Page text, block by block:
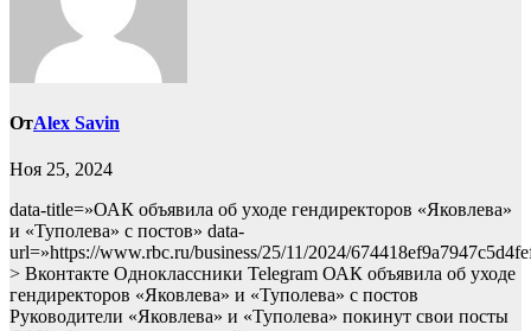
ОтAlex Savin
Ноя 25, 2024
data-title=»ОАК объявила об уходе гендиректоров «Яковлева»
и «Туполева» с постов» data-
url=»https://www.rbc.ru/business/25/11/2024/
> Вконтакте Одноклассники Telegram ОАК объявила об уходе
гендиректоров «Яковлева» и «Туполева» с постов
Руководители «Яковлева» и «Туполева» покинут свои посты